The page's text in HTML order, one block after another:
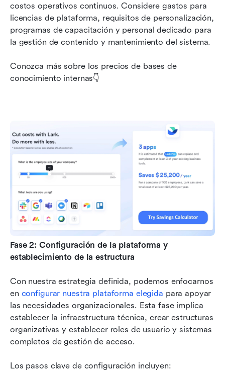
costos operativos continuos. Considere gastos para
licencias de plataforma, requisitos de personalización,
programas de capacitación y personal dedicado para
la gestión de contenido y mantenimiento del sistema.
Conozca más sobre los precios de bases de
conocimiento internas👇
Fase 2: Configuración de la plataforma y
establecimiento de la estructura
Con nuestra estrategia definida, podemos enfocarnos
en configurar nuestra plataforma elegida para apoyar
las necesidades organizacionales. Esta fase implica
establecer la infraestructura técnica, crear estructuras
organizativas y establecer roles de usuario y sistemas
completos de gestión de acceso.
Los pasos clave de configuración incluyen: